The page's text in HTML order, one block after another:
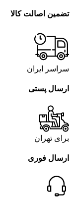
تضمین اصالت کالا
سراسر ایران
ارسال پستی
برای تهران
ارسال فوری